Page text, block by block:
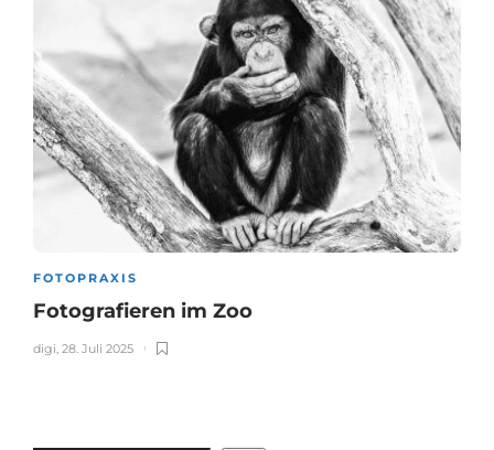
FOTOPRAXIS
Fotografieren im Zoo
digi, 28. Juli 2025